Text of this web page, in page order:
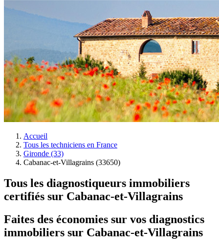
Accueil
Tous les techniciens en France
Gironde (33)
Cabanac-et-Villagrains (33650)
Tous les diagnostiqueurs immobiliers
certifiés sur Cabanac-et-Villagrains
Faites des économies sur vos diagnostics
immobiliers sur Cabanac-et-Villagrains